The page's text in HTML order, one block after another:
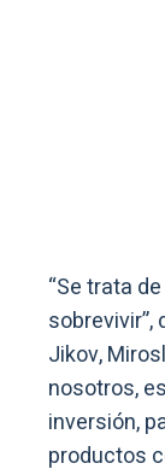
“Se trata
Jikov,
nosotros,
inversión,
productos